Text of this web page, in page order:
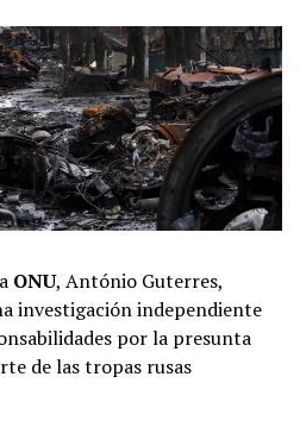
ONU, António Guterres,
investigación independiente
por la presunta
de las tropas rusas